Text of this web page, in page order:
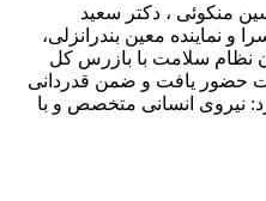
منکوئی ، دکتر سعید
و نماینده معین بندرانزلی،
نظام سلامت با بازرس کل
حضور یافت و ضمن قدردانی
نیروی انسانی متخصص و با